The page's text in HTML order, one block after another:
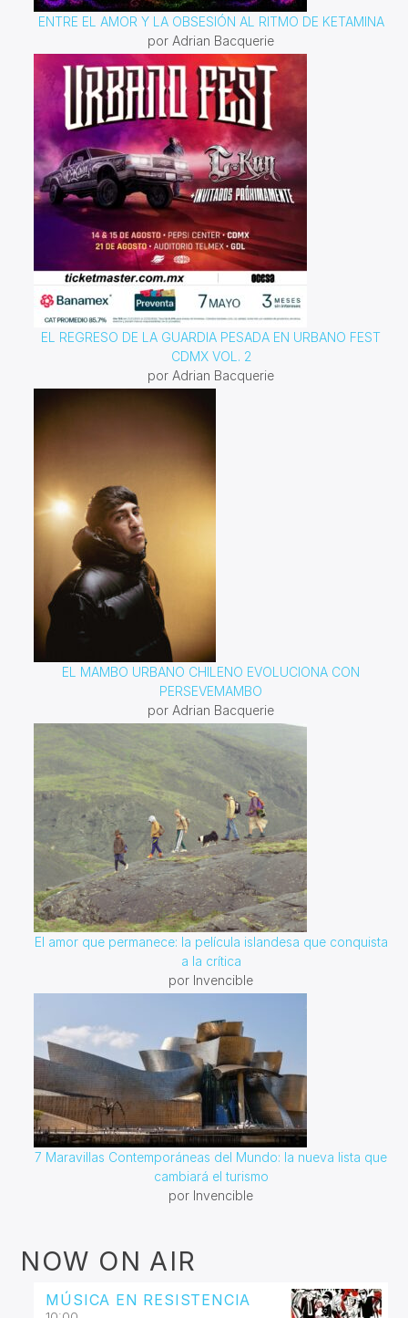
ENTRE EL AMOR Y LA OBSESIÓN AL RITMO DE KETAMINA
por Adrian Bacquerie
EL REGRESO DE LA GUARDIA PESADA EN URBANO FEST
CDMX VOL. 2
por Adrian Bacquerie
EL MAMBO URBANO CHILENO EVOLUCIONA CON
PERSEVEMAMBO
por Adrian Bacquerie
El amor que permanece: la película islandesa que conquista
a la crítica
por Invencible
7 Maravillas Contemporáneas del Mundo: la nueva lista que
cambiará el turismo
por Invencible
NOW ON AIR
MÚSICA EN RESISTENCIA